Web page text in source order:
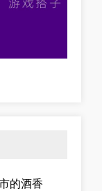
的酒香